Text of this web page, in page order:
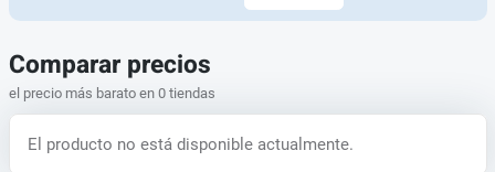
Comparar precios
el precio más barato en 0 tiendas
El producto no está disponible actualmente.